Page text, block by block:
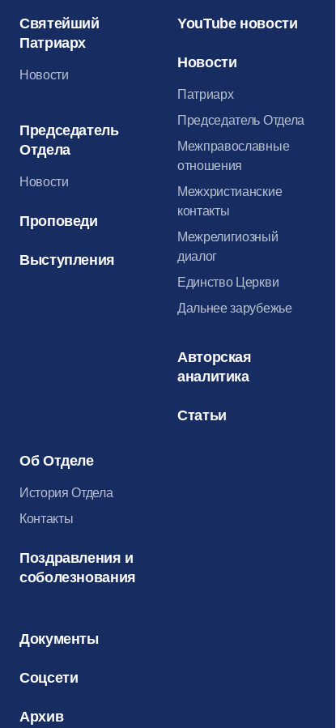
Святейший
Патриарх
Новости
Председатель
Отдела
Новости
Проповеди
Выступления
YouTube новости
Новости
Патриарх
Председатель Отдела
Межправославные
отношения
Межхристианские
контакты
Межрелигиозный
диалог
Единство Церкви
Дальнее зарубежье
Авторская
аналитика
Статьи
Об Отделе
История Отдела
Контакты
Поздравления и
соболезнования
Документы
Соцсети
Архив